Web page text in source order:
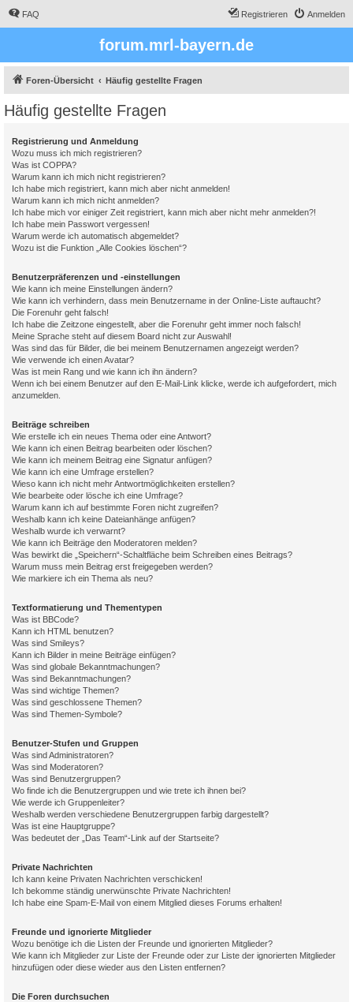
FAQ Anmelden
Registrieren
forum.mrl-bayern.de
Foren-Übersicht Häufig gestellte Fragen
Häufig gestellte Fragen
Registrierung und Anmeldung
Wozu muss ich mich registrieren?
Was ist COPPA?
Warum kann ich mich nicht registrieren?
Ich habe mich registriert, kann mich aber nicht anmelden!
Warum kann ich mich nicht anmelden?
Ich habe mich vor einiger Zeit registriert, kann mich aber nicht mehr anmelden?!
Ich habe mein Passwort vergessen!
Warum werde ich automatisch abgemeldet?
Wozu ist die Funktion „Alle Cookies löschen“?
Benutzerpräferenzen und -einstellungen
Wie kann ich meine Einstellungen ändern?
Wie kann ich verhindern, dass mein Benutzername in der Online-Liste auftaucht?
Die Forenuhr geht falsch!
Ich habe die Zeitzone eingestellt, aber die Forenuhr geht immer noch falsch!
Meine Sprache steht auf diesem Board nicht zur Auswahl!
Was sind das für Bilder, die bei meinem Benutzernamen angezeigt werden?
Wie verwende ich einen Avatar?
Was ist mein Rang und wie kann ich ihn ändern?
Wenn ich bei einem Benutzer auf den E-Mail-Link klicke, werde ich aufgefordert, mich
anzumelden.
Beiträge schreiben
Wie erstelle ich ein neues Thema oder eine Antwort?
Wie kann ich einen Beitrag bearbeiten oder löschen?
Wie kann ich meinem Beitrag eine Signatur anfügen?
Wie kann ich eine Umfrage erstellen?
Wieso kann ich nicht mehr Antwortmöglichkeiten erstellen?
Wie bearbeite oder lösche ich eine Umfrage?
Warum kann ich auf bestimmte Foren nicht zugreifen?
Weshalb kann ich keine Dateianhänge anfügen?
Weshalb wurde ich verwarnt?
Wie kann ich Beiträge den Moderatoren melden?
Was bewirkt die „Speichern“-Schaltfläche beim Schreiben eines Beitrags?
Warum muss mein Beitrag erst freigegeben werden?
Wie markiere ich ein Thema als neu?
Textformatierung und Thementypen
Was ist BBCode?
Kann ich HTML benutzen?
Was sind Smileys?
Kann ich Bilder in meine Beiträge einfügen?
Was sind globale Bekanntmachungen?
Was sind Bekanntmachungen?
Was sind wichtige Themen?
Was sind geschlossene Themen?
Was sind Themen-Symbole?
Benutzer-Stufen und Gruppen
Was sind Administratoren?
Was sind Moderatoren?
Was sind Benutzergruppen?
Wo finde ich die Benutzergruppen und wie trete ich ihnen bei?
Wie werde ich Gruppenleiter?
Weshalb werden verschiedene Benutzergruppen farbig dargestellt?
Was ist eine Hauptgruppe?
Was bedeutet der „Das Team“-Link auf der Startseite?
Private Nachrichten
Ich kann keine Privaten Nachrichten verschicken!
Ich bekomme ständig unerwünschte Private Nachrichten!
Ich habe eine Spam-E-Mail von einem Mitglied dieses Forums erhalten!
Freunde und ignorierte Mitglieder
Wozu benötige ich die Listen der Freunde und ignorierten Mitglieder?
Wie kann ich Mitglieder zur Liste der Freunde oder zur Liste der ignorierten Mitglieder
hinzufügen oder diese wieder aus den Listen entfernen?
Die Foren durchsuchen